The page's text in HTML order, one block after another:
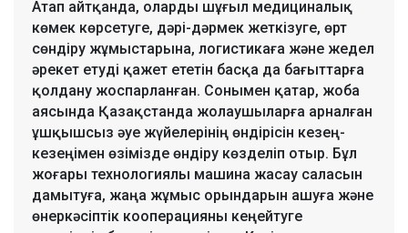
Атап айтқанда, оларды шұғыл медициналық
көмек көрсетуге, дәрі-дәрмек жеткізуге, өрт
сөндіру жұмыстарына, логистикаға және жедел
әрекет етуді қажет ететін басқа да бағыттарға
қолдану жоспарланған. Сонымен қатар, жоба
аясында Қазақстанда жолаушыларға арналған
ұшқышсыз әуе жүйелерінің өндірісін кезең-
кезеңімен өзімізде өндіру көзделіп отыр. Бұл
жоғары технологиялы машина жасау саласын
дамытуға, жаңа жұмыс орындарын ашуға және
өнеркәсіптік кооперацияны кеңейтуге